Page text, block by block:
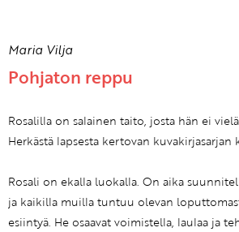
Maria Vilja
Pohjaton reppu
Rosalilla on salainen taito, josta hän ei
Herkästä lapsesta kertovan kuvakirjasarjan
Rosali on ekalla luokalla. On aika
ja kaikilla muilla tuntuu olevan
esiintyä. He osaavat voimistella, laulaa ja